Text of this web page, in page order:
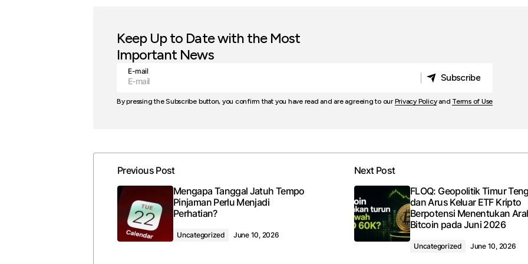
Keep Up to Date with the Most
Important News
E-mail
Subscribe
By pressing the Subscribe button, you confirm that you have read and are agreeing to ourPrivacy Policyand Terms of Use
Previous Post
Mengapa Tanggal Jatuh Tempo
Pinjaman Perlu Menjadi
Perhatian?
Uncategorized June 10, 2026
Next Post
FLOQ: Geopolitik Timur
dan Arus Keluar ETF Kripto
Berpotensi Menentukan
Bitcoin pada Juni 2026
Uncategorized June 10, 2026